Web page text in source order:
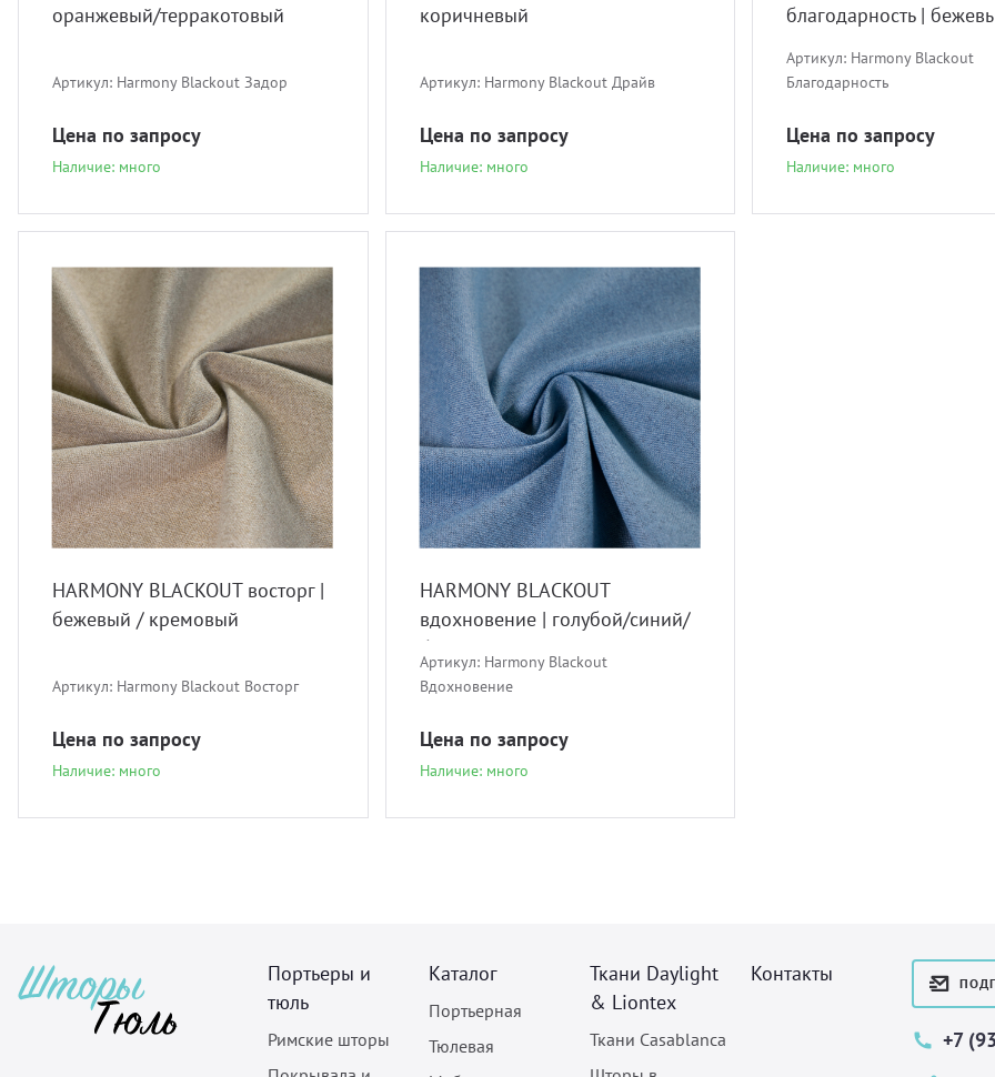
оранжевый/терракотовый
Артикул: Harmony Blackout Задор
Цена по запросу
Наличие: много
коричневый
Артикул: Harmony Blackout Драйв
Цена по запросу
Наличие: много
благодарность |
Артикул: Harmony Blackout
Благодарность
Цена по запросу
Наличие: много
HARMONY BLACKOUT восторг |
бежевый / кремовый
Артикул: Harmony Blackout Восторг
Цена по запросу
Наличие: много
HARMONY BLACKOUT
вдохновение | голубой/синий/
бирюзовый
Артикул: Harmony Blackout
Вдохновение
Цена по запросу
Наличие: много
Портьеры и
тюль
Римские шторы
Каталог
Портьерная
Тюлевая
Ткани Daylight
& Liontex
Ткани Casablanca
Контакты
+7